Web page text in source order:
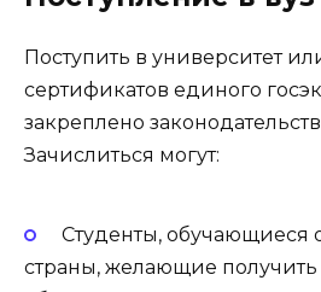
Поступить в университет
сертификатов единого
закреплено
Зачислиться могут:
Студенты, обучающиеся
страны, желающие получить